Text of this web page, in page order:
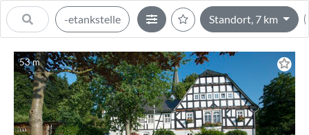
-etankstelle Standort, 7 km
53 m